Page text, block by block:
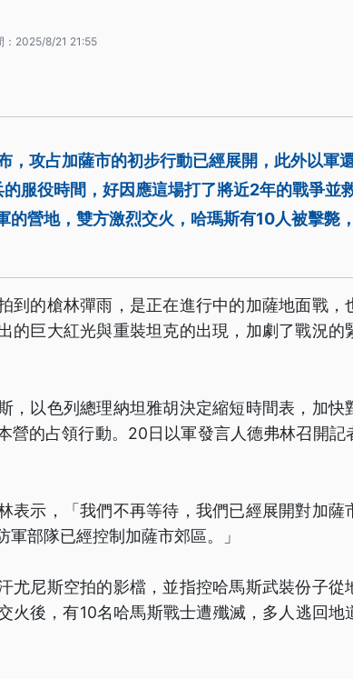
2025/8/21 21:55
，攻占加薩市的初步行動已經展開，此外以軍
服役時間，好因應這場打了將近2年的戰爭並
的營地，雙方激烈交火，哈瑪斯有10人被擊斃
到的槍林彈雨，是正在進行中的加薩地面戰，
的巨大紅光與重裝坦克的出現，加劇了戰況的
，以色列總理納坦雅胡決定縮短時間表，加快
營的占領行動。20日以軍發言人德弗林召開記
表示，「我們不再等待，我們已經展開對加薩
部隊已經控制加薩市郊區。」
尤尼斯空拍的影檔，並指控哈馬斯武裝份子從
火後，有10名哈馬斯戰士遭殲滅，多人逃回地